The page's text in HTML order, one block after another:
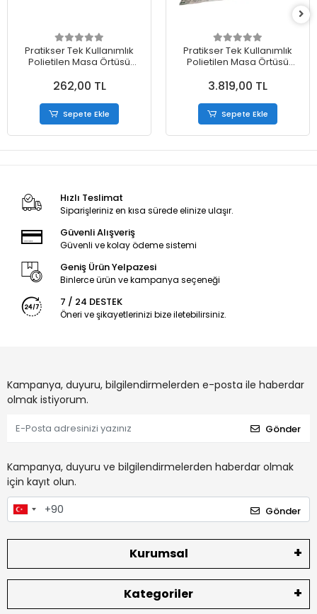
Pratikser Tek Kullanımlık
Polietilen Masa Örtüsü
50Ad/Rulo
262,00 TL
Sepete Ekle
Pratikser Tek Kullanımlık
Polietilen Masa Örtüsü
50Ad/Rulo - Koli
3.819,00 TL
Sepete Ekle
Hızlı Teslimat
Siparişleriniz en kısa sürede elinize ulaşır.
Güvenli Alışveriş
Güvenli ve kolay ödeme sistemi
Geniş Ürün Yelpazesi
Binlerce ürün ve kampanya seçeneği
7 / 24 DESTEK
Öneri ve şikayetlerinizi bize iletebilirsiniz.
Kampanya, duyuru, bilgilendirmelerden e-posta ile haberdar
olmak istiyorum.
Gönder
Kampanya, duyuru ve bilgilendirmelerden haberdar olmak
için kayıt olun.
Gönder
Kurumsal
Kategoriler